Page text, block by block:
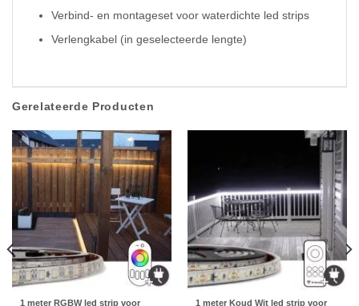
Verbind- en montageset voor waterdichte led strips
Verlengkabel (in geselecteerde lengte)
Gerelateerde Producten
1 meter RGBW led strip voor
1 meter Koud Wit led strip voor